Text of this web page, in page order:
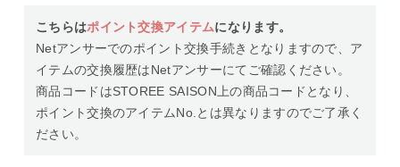
こちらはポイント交換アイテムになります。
Netアンサーでのポイント交換手続きとなりますので、ア
イテムの交換履歴はNetアンサーにてご確認ください。
商品コードはSTOREE SAISON上の商品コードとなり、
ポイント交換のアイテムNo.とは異なりますのでご了承く
ださい。